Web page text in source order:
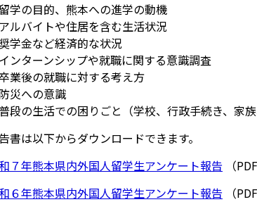
学の目的、熊本への進学の動機
ルバイトや住居を含む生活状況
学金など経済的な状況
ンターンシップや就職に関する意識調査
業後の就職に対する考え方
災への意識
段の生活での困りごと（学校、行政手続き、家族
書は以下からダウンロードできます。
７年熊本県内外国人留学生アンケート報告 （
６年熊本県内外国人留学生アンケート報告 （